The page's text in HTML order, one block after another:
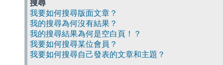
搜尋
我要如何搜尋版面文章？
我的搜尋為何沒有結果？
我的搜尋結果為何是空白頁！？
我要如何搜尋某位會員？
我要如何搜尋自己發表的文章和主題？